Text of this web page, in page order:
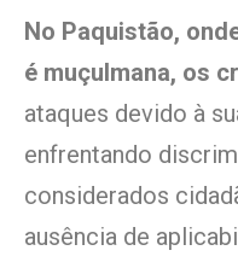
No Paquistão,
é muçulmana, os
ataques devido à
enfrentando
considerados
ausência de